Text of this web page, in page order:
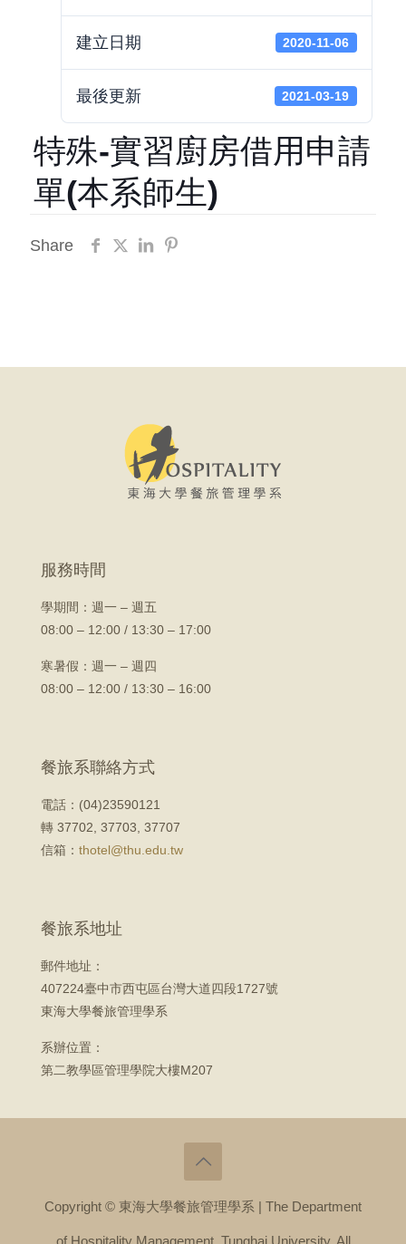
建立日期 2020-11-06
最後更新 2021-03-19
特殊-實習廚房借用申請
單(本系師生)
Share
服務時間
學期間： 週一 – 週五
08:00 – 12:00 / 13:30 – 17:00
寒暑假：週一 – 週四
08:00 – 12:00 / 13:30 – 16:00
餐旅系聯絡方式
電話：(04)23590121
轉 37702, 37703, 37707
信箱： thotel@thu.edu.tw
餐旅系地址
郵件地址：
407224臺中市西屯區台灣大道四段1727號
東海大學餐旅管理學系
系辦位置：
第二教學區管理學院大樓M207
Copyright © 東海大學餐旅管理學系 | The Department